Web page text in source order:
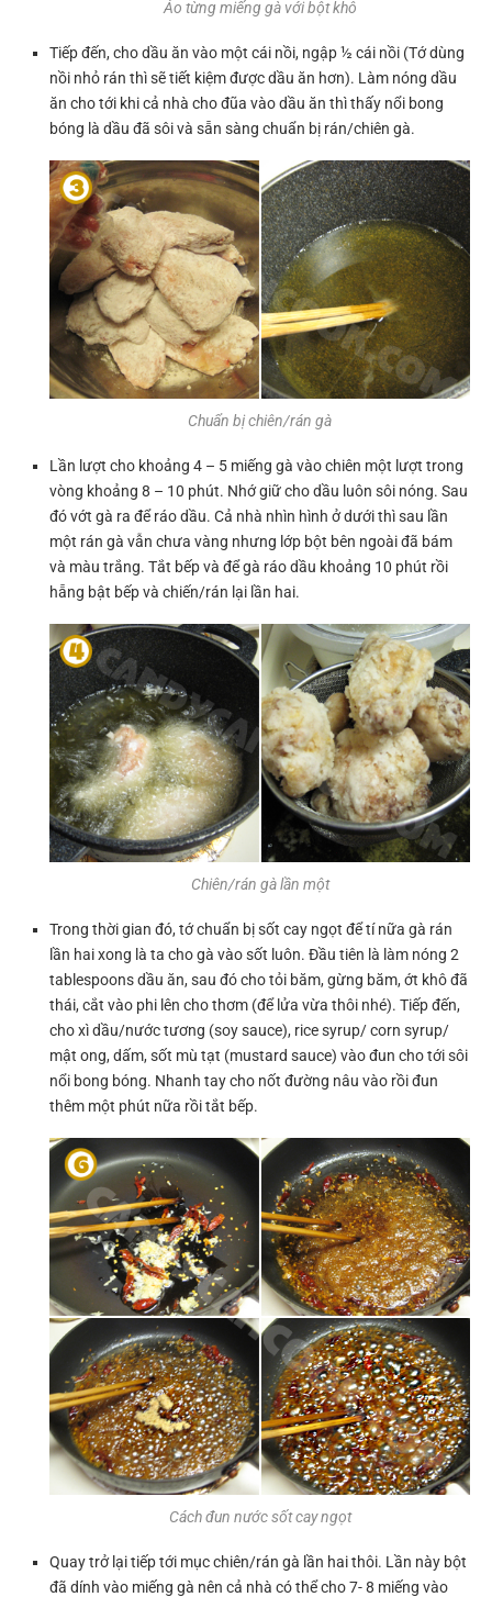
Áo từng miếng gà với bột khô
Tiếp đến, cho dầu ăn vào một cái nồi, ngập ½ cái nồi (Tớ dùng
nồi nhỏ rán thì sẽ tiết kiệm được dầu ăn hơn). Làm nóng dầu
ăn cho tới khi cả nhà cho đũa vào dầu ăn thì thấy nổi bong
bóng là dầu đã sôi và sẵn sàng chuẩn bị rán/chiên gà.
Chuẩn bị chiên/rán gà
Lần lượt cho khoảng 4 – 5 miếng gà vào chiên một lượt trong
vòng khoảng 8 – 10 phút. Nhớ giữ cho dầu luôn sôi nóng. Sau
đó vớt gà ra để ráo dầu. Cả nhà nhìn hình ở dưới thì sau lần
một rán gà vẫn chưa vàng nhưng lớp bột bên ngoài đã bám
và màu trắng. Tắt bếp và để gà ráo dầu khoảng 10 phút rồi
hẵng bật bếp và chiến/rán lại lần hai.
Chiên/rán gà lần một
Trong thời gian đó, tớ chuẩn bị sốt cay ngọt để tí nữa gà rán
lần hai xong là ta cho gà vào sốt luôn. Đầu tiên là làm nóng 2
tablespoons dầu ăn, sau đó cho tỏi băm, gừng băm, ớt khô đã
thái, cắt vào phi lên cho thơm (để lửa vừa thôi nhé). Tiếp đến,
cho xì dầu/nước tương (soy sauce), rice syrup/ corn syrup/
mật ong, dấm, sốt mù tạt (mustard sauce) vào đun cho tới sôi
nổi bong bóng. Nhanh tay cho nốt đường nâu vào rồi đun
thêm một phút nữa rồi tắt bếp.
Cách đun nước sốt cay ngọt
Quay trở lại tiếp tới mục chiên/rán gà lần hai thôi. Lần này bột
đã dính vào miếng gà nên cả nhà có thể cho 7- 8 miếng vào